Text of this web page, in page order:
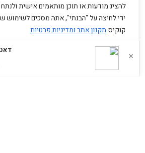
להציג מודעות או תוכן מותאמים אישית
ידי לחיצה על "הבנתי", אתה מסכים לשימוש
קוקיס תקנון אתר ומדיניות פרטיות
✕